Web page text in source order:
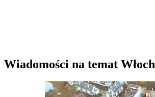
Wiadomości na temat Włoch